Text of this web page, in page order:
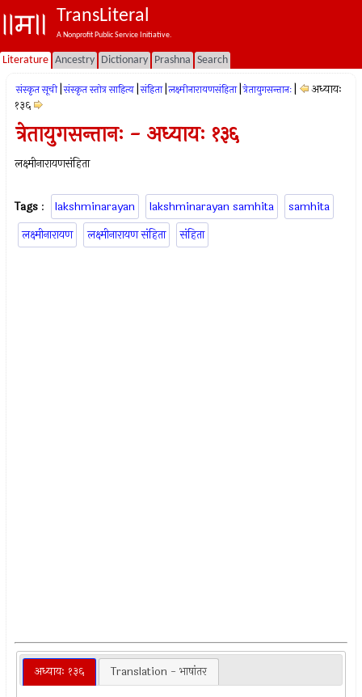
TransLiteral
A Nonprofit Public Service Initiative.
Literature Ancestry Dictionary Prashna Search
संस्कृत सूची संस्कृत स्तोत्र साहित्य संहिता लक्ष्मीनारायणसंहिता त्रेतायुगसन्तानः
अध्यायः
१३६
त्रेतायुगसन्तानः - अध्यायः १३६
लक्ष्मीनारायणसंहिता
Tags : lakshminarayan lakshminarayan samhita
samhita
लक्ष्मीनारायण
लक्ष्मीनारायण संहिता संहिता
अध्यायः १३६ Translation - भाषांतर